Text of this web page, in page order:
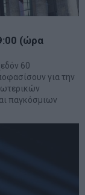
(ώρα
60
για την
παγκόσμιων